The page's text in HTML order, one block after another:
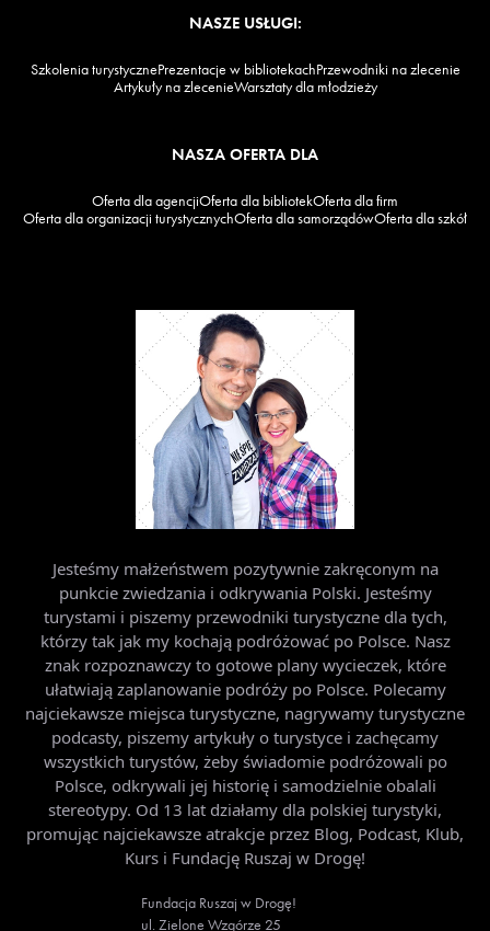
NASZE USŁUGI:
Szkolenia turystycznePrezentacje w bibliotekachPrzewodniki na zlecenie
Artykuły na zlecenieWarsztaty dla młodzieży
NASZA OFERTA DLA
Oferta dla agencjiOferta dla bibliotekOferta dla firm
Oferta dla organizacji turystycznychOferta dla samorządówOferta dla szkół
Jesteśmy małżeństwem pozytywnie zakręconym na
punkcie zwiedzania i odkrywania Polski. Jesteśmy
turystami i piszemy przewodniki turystyczne dla tych,
którzy tak jak my kochają podróżować po Polsce. Nasz
znak rozpoznawczy to gotowe plany wycieczek, które
ułatwiają zaplanowanie podróży po Polsce. Polecamy
najciekawsze miejsca turystyczne, nagrywamy turystyczne
podcasty, piszemy artykuły o turystyce i zachęcamy
wszystkich turystów, żeby świadomie podróżowali po
Polsce, odkrywali jej historię i samodzielnie obalali
stereotypy. Od 13 lat działamy dla polskiej turystyki,
promując najciekawsze atrakcje przez Blog, Podcast, Klub,
Kurs i Fundację Ruszaj w Drogę!
Fundacja Ruszaj w Drogę!
ul. Zielone Wzgórze 25